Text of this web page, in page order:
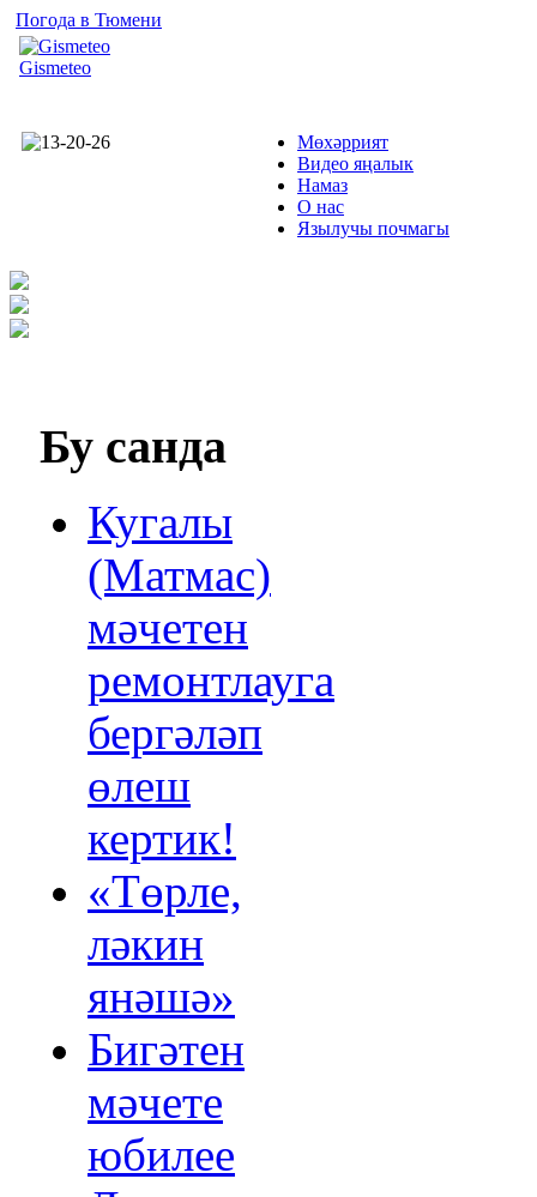
Погода в Тюмени
Gismeteo
Мөхәррият
Видео яңалык
Намаз
О нас
Язылучы почмагы
Бу санда
Кугалы
(Матмас)
мәчетен
ремонтлауга
бергәләп
өлеш
кертик!
«Төрле,
ләкин
янәшә»
Бигәтен
мәчете
юбилее